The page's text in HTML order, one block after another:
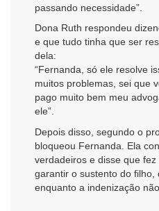
passando necessidade”.
Dona Ruth respondeu
e que tudo tinha que ser
dela:
“Fernanda, só ele resolve
muitos problemas, sei que
pago muito bem meu
ele”.
Depois disso, segundo o
bloqueou Fernanda. Ela
verdadeiros e disse que
garantir o sustento do filho,
enquanto a indenização